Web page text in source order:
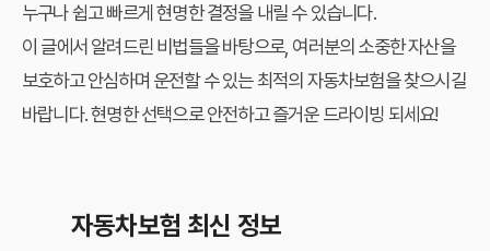
누구나 쉽고 빠르게 현명한 결정을 내릴 수 있습니다.
이 글에서 알려드린 비법들을 바탕으로, 여러분의 소중한 자산을
보호하고 안심하며 운전할 수 있는 최적의 자동차보험을 찾으시길
바랍니다. 현명한 선택으로 안전하고 즐거운 드라이빙 되세요!
자동차보험 최신 정보